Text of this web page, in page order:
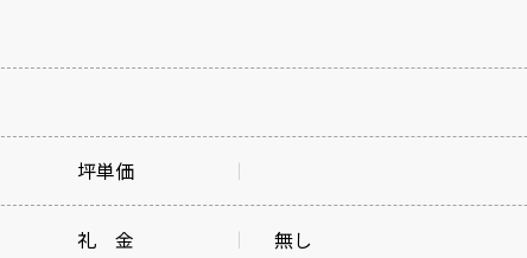
坪単価
礼 金 無し